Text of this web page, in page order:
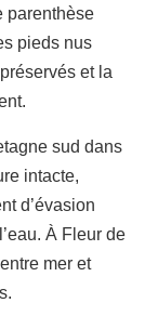
parenthèse
pieds nus
et la
sud dans
intacte,
d’évasion
À Fleur de
mer et